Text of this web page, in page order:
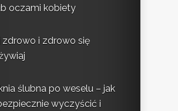
oczami kobiety
zdrowo i zdrowo się
ślubna po weselu – jak
wyczyścić i